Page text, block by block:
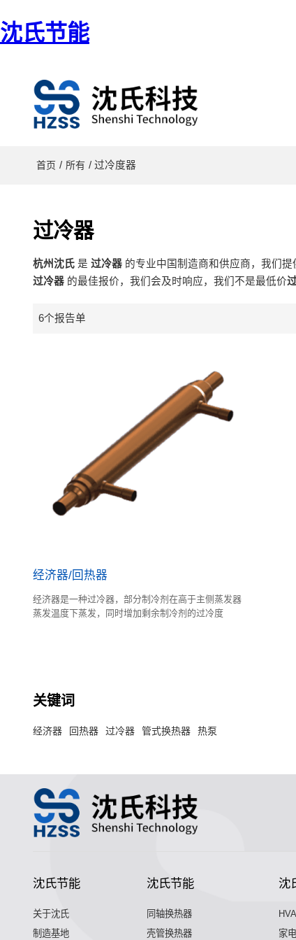
沈氏节能
首页 / 所有 / 过冷度器
过冷器
杭州沈氏是 过冷器的专业中国制造商和供应商，我们提
过冷器的最佳报价，我们会及时响应，我们不是最低价
6个报告单
经济器/回热器
经济器是一种过冷器，部分制冷剂在高于主侧蒸发器
蒸发温度下蒸发，同时增加剩余制冷剂的过冷度
关键词
经济器 回热器 过冷器 管式换热器 热泵
沈氏节能
关于沈氏
制造基地
沈氏节能
同轴换热器
壳管换热器
沈
家